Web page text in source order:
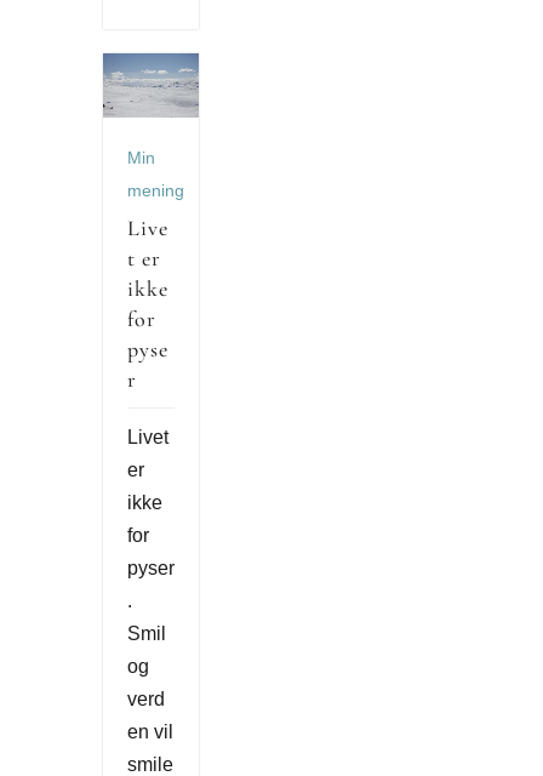
Min
mening
Live
t er
ikke
for
pyse
r
Livet
er
ikke
for
pyser
.
Smil
og
verd
en vil
smile